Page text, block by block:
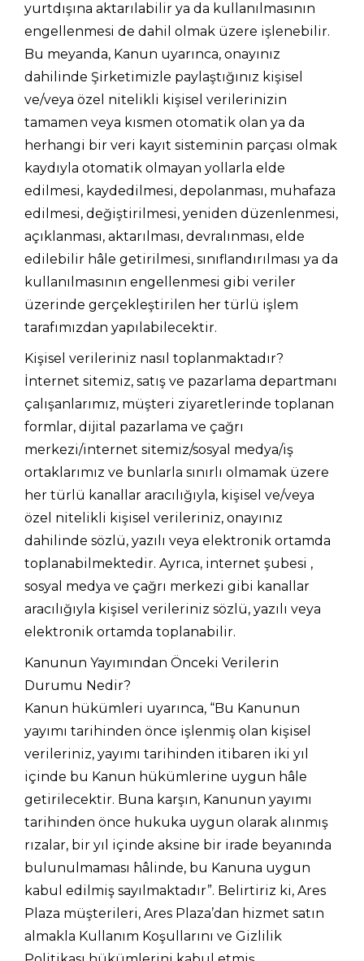
yurtdışına aktarılabilir ya da kullanılmasının
engellenmesi de dahil olmak üzere işlenebilir.
Bu meyanda, Kanun uyarınca, onayınız
dahilinde Şirketimizle paylaştığınız kişisel
ve/veya özel nitelikli kişisel verilerinizin
tamamen veya kısmen otomatik olan ya da
herhangi bir veri kayıt sisteminin parçası olmak
kaydıyla otomatik olmayan yollarla elde
edilmesi, kaydedilmesi, depolanması, muhafaza
edilmesi, değiştirilmesi, yeniden düzenlenmesi,
açıklanması, aktarılması, devralınması, elde
edilebilir hâle getirilmesi, sınıflandırılması ya da
kullanılmasının engellenmesi gibi veriler
üzerinde gerçekleştirilen her türlü işlem
tarafımızdan yapılabilecektir.
Kişisel verileriniz nasıl toplanmaktadır?
İnternet sitemiz, satış ve pazarlama departmanı
çalışanlarımız, müşteri ziyaretlerinde toplanan
formlar, dijital pazarlama ve çağrı
merkezi/internet sitemiz/sosyal medya/iş
ortaklarımız ve bunlarla sınırlı olmamak üzere
her türlü kanallar aracılığıyla, kişisel ve/veya
özel nitelikli kişisel verileriniz, onayınız
dahilinde sözlü, yazılı veya elektronik ortamda
toplanabilmektedir. Ayrıca, internet şubesi ,
sosyal medya ve çağrı merkezi gibi kanallar
aracılığıyla kişisel verileriniz sözlü, yazılı veya
elektronik ortamda toplanabilir.
Kanunun Yayımından Önceki Verilerin
Durumu Nedir?
Kanun hükümleri uyarınca, “Bu Kanunun
yayımı tarihinden önce işlenmiş olan kişisel
verileriniz, yayımı tarihinden itibaren iki yıl
içinde bu Kanun hükümlerine uygun hâle
getirilecektir. Buna karşın, Kanunun yayımı
tarihinden önce hukuka uygun olarak alınmış
rızalar, bir yıl içinde aksine bir irade beyanında
bulunulmaması hâlinde, bu Kanuna uygun
kabul edilmiş sayılmaktadır”. Belirtiriz ki, Ares
Plaza müşterileri, Ares Plaza’dan hizmet satın
almakla Kullanım Koşullarını ve Gizlilik